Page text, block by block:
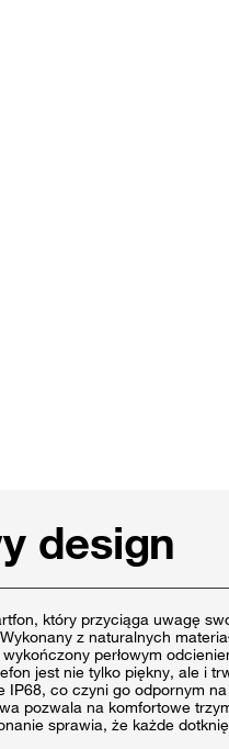
design
który przyciąga uwagę
z naturalnych
perłowym
jest nie tylko piękny, ale i
IP68, co czyni go odpornym
pozwala na komfortowe
sprawia, że każde